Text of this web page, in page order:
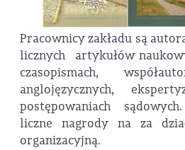
Pracownicy zakładu są
licznych artykułów
czasopismach,
anglojęzycznych,
postępowaniach
liczne nagrody na za
organizacyjną.